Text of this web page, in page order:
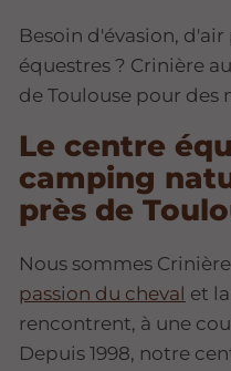
Besoin d'évasion,
équestres ? Crinière
de Toulouse pour
Le centre
camping
près de
Nous sommes
passion du cheval et
rencontrent, à une
Depuis 1998, notre